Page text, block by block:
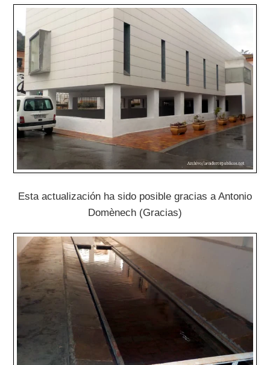
Esta actualización ha sido posible gracias a Antonio
Domènech (Gracias)